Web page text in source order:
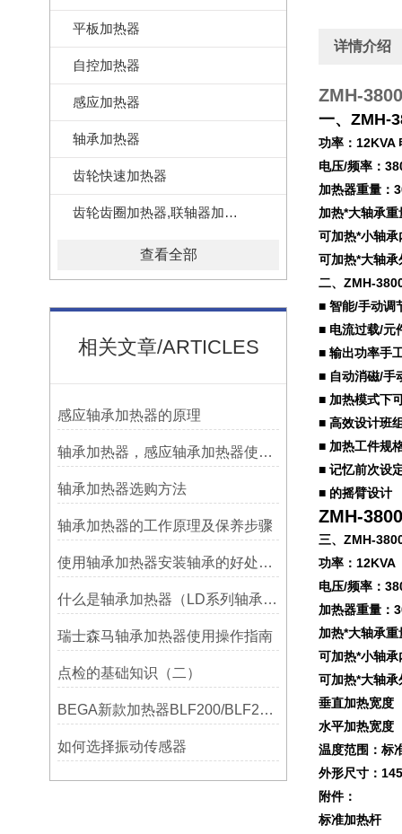
平板加热器
自控加热器
感应加热器
轴承加热器
齿轮快速加热器
齿轮齿圈加热器,联轴器加热器
查看全部
相关文章/ARTICLES
感应轴承加热器的原理
轴承加热器，感应轴承加热器使用常见问题总结！
轴承加热器选购方法
轴承加热器的工作原理及保养步骤
使用轴承加热器安装轴承的好处及优势——宁波利德
什么是轴承加热器（LD系列轴承加热器）-宁波利德仪器
瑞士森马轴承加热器使用操作指南
点检的基础知识（二）
BEGA新款加热器BLF200/BLF201/BLF202参数选型表
如何选择振动传感器
详情介绍
ZMH-
一、 ZMH-
功率：12KVA
电压/频率：
加热器重量：
加热*大轴承
可加热*小轴
可加热*大轴
二、 ZMH-
■ 智能/手动调
■ 电流过载/元
■ 输出功率手
■ 自动消磁/手
■ 加热模式下
■ 高效设计班
■ 加热工件规
■ 记忆前次设
■ 的摇臂设计
ZMH-
三、 ZMH-
功率：
电压/频率：
加热器重量：
加热*大轴承
可加热*小轴
可加热*大轴
垂直加热宽度
水平加热宽度
温度范围：
外形尺寸：
附件：
标准加热杆